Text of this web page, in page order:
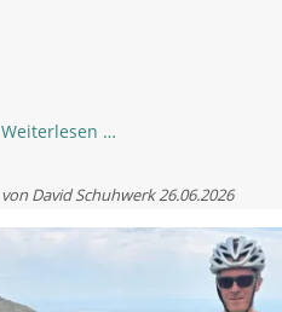
Weiterlesen …
Aufstieg
Auswilderung
von David Schuhwerk26.06.2026